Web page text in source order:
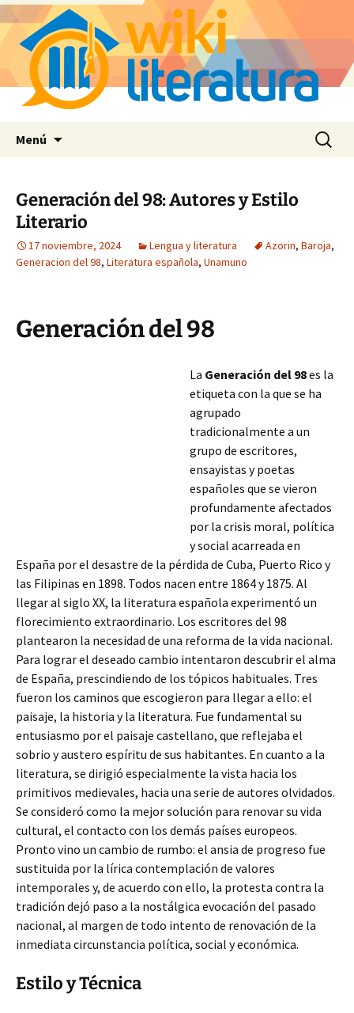
Menú Buscar:
Generación del 98: Autores y Estilo
Literario
17 noviembre, 2024 Lengua y literatura Azorin, Baroja,
Generacion del 98, Literatura española, Unamuno
Generación del 98
La Generación del 98es la
etiqueta con la que se ha
agrupado
tradicionalmente a un
grupo de escritores,
ensayistas y poetas
españoles que se vieron
profundamente afectados
por la crisis moral, política
y social acarreada en
España por el desastre de la pérdida de Cuba, Puerto Rico y
las Filipinas en 1898. Todos nacen entre 1864 y 1875. Al
llegar al siglo XX, la literatura española experimentó un
florecimiento extraordinario. Los escritores del 98
plantearon la necesidad de una reforma de la vida nacional.
Para lograr el deseado cambio intentaron descubrir el alma
de España, prescindiendo de los tópicos habituales. Tres
fueron los caminos que escogieron para llegar a ello: el
paisaje, la historia y la literatura. Fue fundamental su
entusiasmo por el paisaje castellano, que reflejaba el
sobrio y austero espíritu de sus habitantes. En cuanto a la
literatura, se dirigió especialmente la vista hacia los
primitivos medievales, hacia una serie de autores olvidados.
Se consideró como la mejor solución para renovar su vida
cultural, el contacto con los demás países europeos.
Pronto vino un cambio de rumbo: el ansia de progreso fue
sustituida por la lírica contemplación de valores
intemporales y, de acuerdo con ello, la protesta contra la
tradición dejó paso a la nostálgica evocación del pasado
nacional, al margen de todo intento de renovación de la
inmediata circunstancia política, social y económica.
Estilo y Técnica